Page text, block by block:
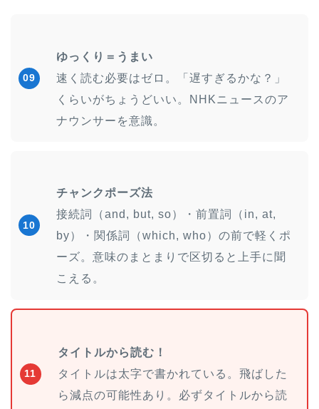
09
ゆっくり＝うまい
速く読む必要はゼロ。「遅すぎるかな？」
くらいがちょうどいい。NHKニュースのア
ナウンサーを意識。
10
チャンクポーズ法
接続詞（and, but, so）・前置詞（in, at,
by）・関係詞（which, who）の前で軽くポ
ーズ。意味のまとまりで区切ると上手に聞
こえる。
11
タイトルから読む！
タイトルは太字で書かれている。飛ばした
ら減点の可能性あり。必ずタイトルから読